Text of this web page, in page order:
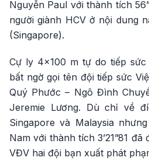
Nguyễn Paul với thành tích
người giành HCV ở nội dung
(Singapore).
Cự ly 4x100 m tự do tiếp
bất ngờ gọi tên đội tiếp sức
Quý Phước – Ngô Đình
Jeremie Lương. Dù chỉ về
Singapore và Malaysia
Nam với thành tích 3’21”81
VĐV hai đội bạn xuất phát